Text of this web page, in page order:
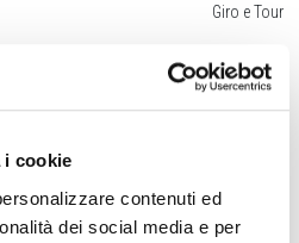
i cookie
contenuti ed
dei social media e per
Giro e Tour
#GIRO
#TOUR DE